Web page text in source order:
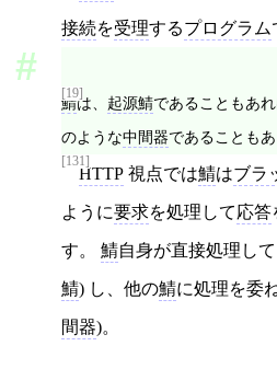
接続を受理するプログラム
[19]
鯖は、 起源鯖であることもあれ
のような中間器であることもあ
[131]
HTTP 視点では鯖はブラ
ように要求を処理して応答
す。 鯖自身が直接処理し
鯖) し、他の鯖に処理を委
間器)。